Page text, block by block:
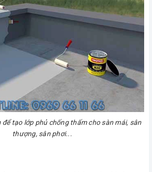
tạo lớp phủ chống thấm cho sàn mái, sân
thượng, sân phơi...